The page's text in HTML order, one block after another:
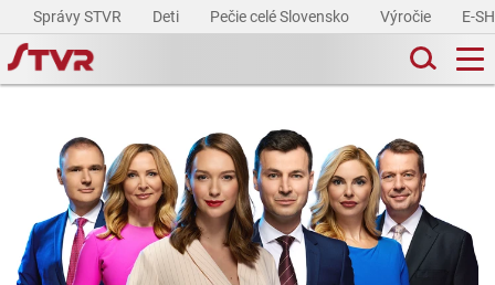
Správy STVR Deti Pečie celé Slovensko Výročie E-